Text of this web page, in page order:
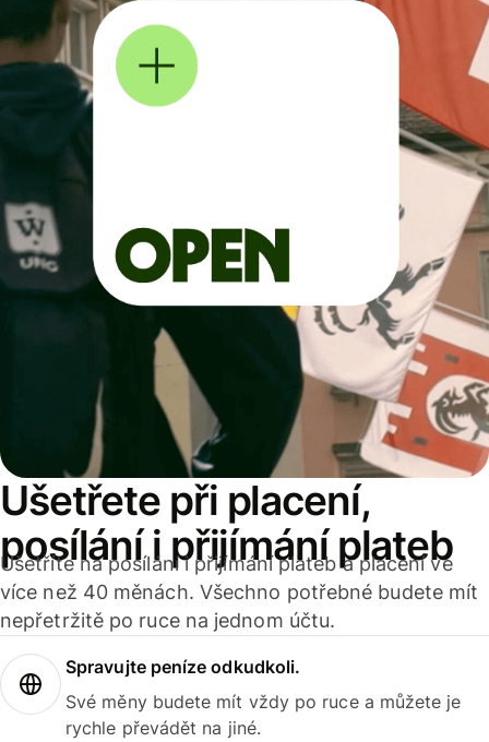
Ušetřete při placení,
posílání i přijímání plateb
Ušetříte na posílání i přijímání plateb a placení ve
více než 40 měnách. Všechno potřebné budete mít
nepřetržitě po ruce na jednom účtu.
Spravujte peníze odkudkoli.
Své měny budete mít vždy po ruce a můžete je
rychle převádět na jiné.